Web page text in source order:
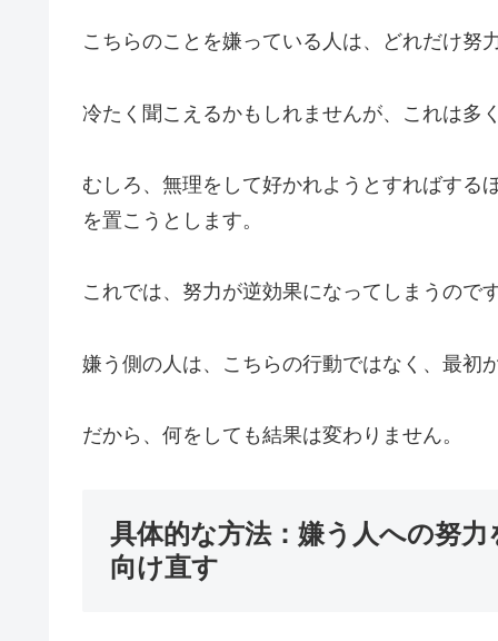
こちらのことを嫌っている人は、どれだけ努
冷たく聞こえるかもしれませんが、これは多
むしろ、無理をして好かれようとすればする
を置こうとします。
これでは、努力が逆効果になってしまうので
嫌う側の人は、こちらの行動ではなく、最初
だから、何をしても結果は変わりません。
具体的な方法：嫌う人への努
向け直す